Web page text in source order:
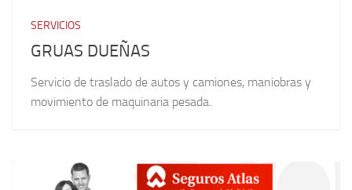
SERVICIOS
GRUAS DUEÑAS
Servicio de traslado de autos y camiones, maniobras y
movimiento de maquinaria pesada.